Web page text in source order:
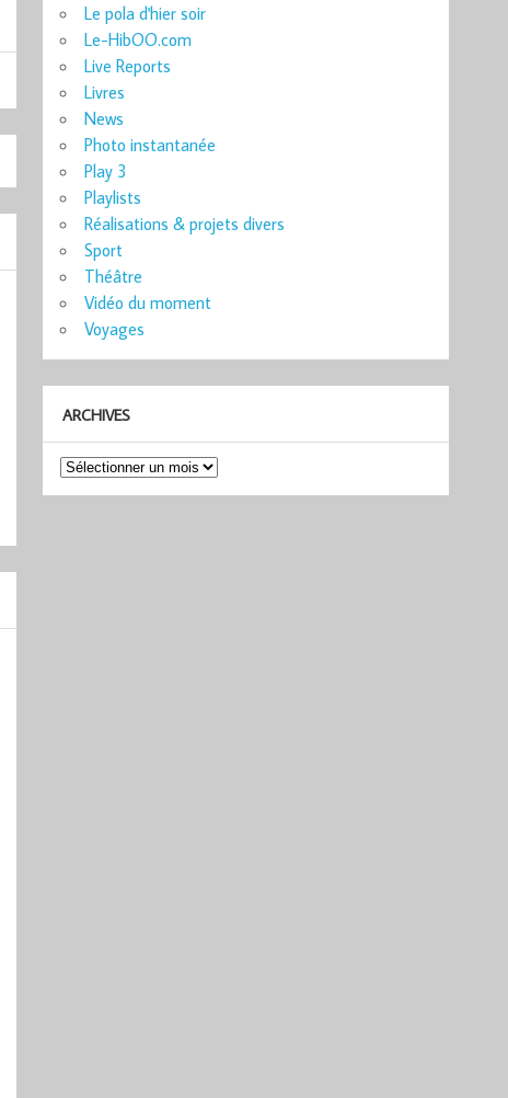
Le pola d'hier soir
Le-HibOO.com
Live Reports
Livres
News
Photo instantanée
Play 3
Playlists
Réalisations & projets divers
Sport
Théâtre
Vidéo du moment
Voyages
ARCHIVES
Archives